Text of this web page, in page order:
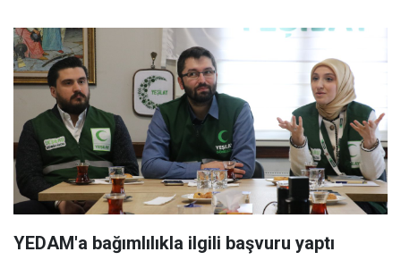
YEDAM'a bağımlılıkla ilgili başvuru yaptı